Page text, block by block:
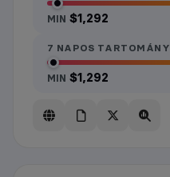
MIN $1,292
7 NAPOS TARTOMÁNY
MIN $1,292